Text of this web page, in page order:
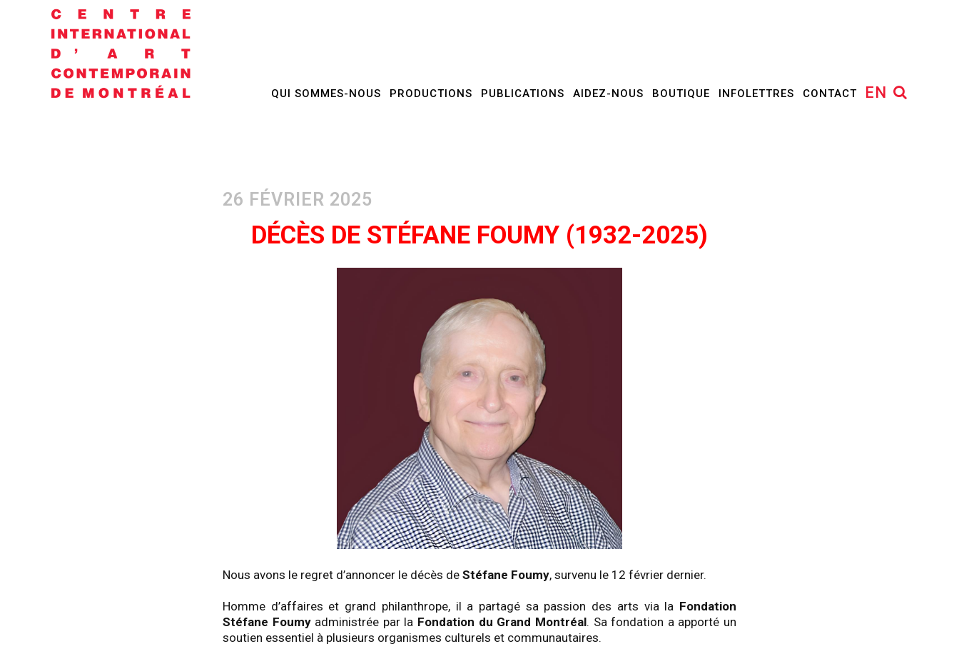
QUI SOMMES-NOUS PRODUCTIONS PUBLICATIONS AIDEZ-NOUS BOUTIQUE INFOLETTRES CONTACT EN
DÉCÈS DE STÉFANE FOUMY (1932-2025)
Nous avons le regret d’annoncer le décès de Stéfane Foumy, survenu le 12 février dernier.
Homme d’affaires et grand philanthrope, il a partagé sa passion des arts via la Fondation
Stéfane Foumyadministrée par la Fondation du Grand Montréal. Sa fondation a apporté un
soutien essentiel à plusieurs organismes culturels et communautaires.